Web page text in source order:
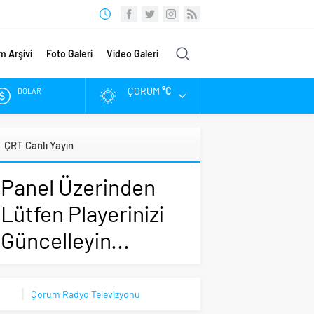
Arşivi Foto Galeri Video Galeri
DOLAR
ALTIN
BIST
ÇORUM °C
ÇRT Canlı Yayın
Panel Üzerinden
Lütfen Playerinizi
Güncelleyin...
Çorum Radyo Televizyonu